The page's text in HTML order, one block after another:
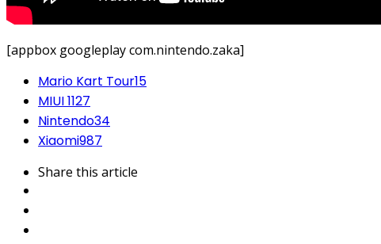
[appbox googleplay com.nintendo.zaka]
Mario Kart Tour15
MIUI 1127
Nintendo34
Xiaomi987
Share this article